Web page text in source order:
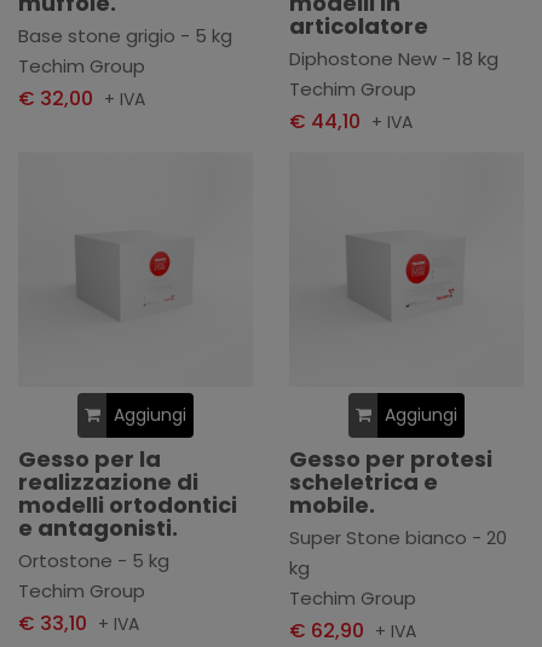
Base stone grigio - 5 kg
Techim Group
€ 32,00 + IVA
articolatore
Diphostone New - 18 kg
Techim Group
€ 44,10 + IVA
Aggiungi
Gesso per la
realizzazione di
modelli ortodontici
e antagonisti.
Ortostone - 5 kg
Techim Group
€ 33,10 + IVA
Aggiungi
Gesso per protesi
scheletrica e
mobile.
Super Stone bianco - 20
kg
Techim Group
€ 62,90 + IVA